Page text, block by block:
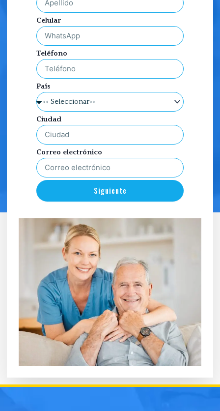
Celular
Teléfono
País
Ciudad
Correo electrónico
Siguiente